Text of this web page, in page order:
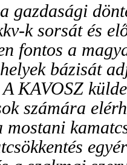
gazdasági
k sorsát és
fontos a
bázisát
A KAVOSZ
számára
mostani kam